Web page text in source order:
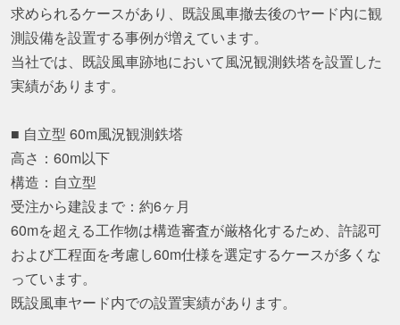
求められるケースがあり、既設風車撤去後のヤード内に観
測設備を設置する事例が増えています。
当社では、既設風車跡地において風況観測鉄塔を設置した
実績があります。
■ 自立型 60m風況観測鉄塔
高さ：60m以下
構造：自立型
受注から建設まで：約6ヶ月
60mを超える工作物は構造審査が厳格化するため、許認可
および工程面を考慮し60m仕様を選定するケースが多くな
っています。
既設風車ヤード内での設置実績があります。